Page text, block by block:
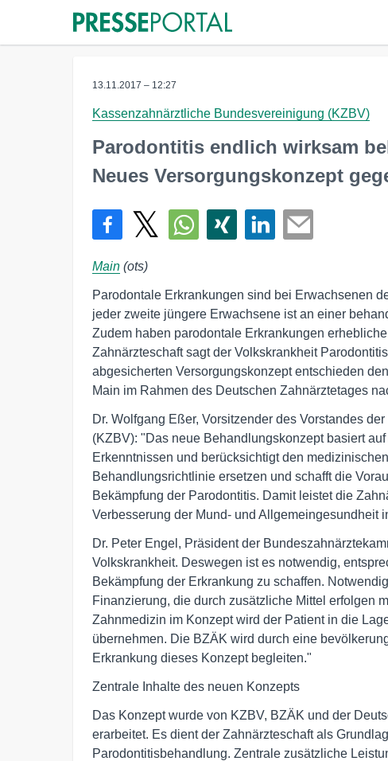
13.11.2017 – 12:27
Kassenzahnärztliche Bundesvereinigung (KZBV)
Parodontitis endlich wirksam
Neues Versorgungskonzept
Main (ots)
Parodontale Erkrankungen sind bei Erwachsenen
jeder zweite jüngere Erwachsene ist an einer
Zudem haben parodontale Erkrankungen
Zahnärzteschaft sagt der Volkskrankheit
abgesicherten Versorgungskonzept entschieden
Main im Rahmen des Deutschen Zahnärztetages
Dr. Wolfgang Eßer, Vorsitzender des Vorstandes
(KZBV): "Das neue Behandlungskonzept basiert
Erkenntnissen und berücksichtigt den
Behandlungsrichtlinie ersetzen und schafft die
Bekämpfung der Parodontitis. Damit leistet die
Verbesserung der Mund- und Allgemeingesundheit
Dr. Peter Engel, Präsident der
Volkskrankheit. Deswegen ist es notwendig,
Bekämpfung der Erkrankung zu schaffen.
Finanzierung, die durch zusätzliche Mittel erfolgen
Zahnmedizin im Konzept wird der Patient in die
übernehmen. Die BZÄK wird durch eine
Erkrankung dieses Konzept begleiten."
Zentrale Inhalte des neuen Konzepts
Das Konzept wurde von KZBV, BZÄK und der
erarbeitet. Es dient der Zahnärzteschaft als
Parodontitisbehandlung. Zentrale zusätzliche